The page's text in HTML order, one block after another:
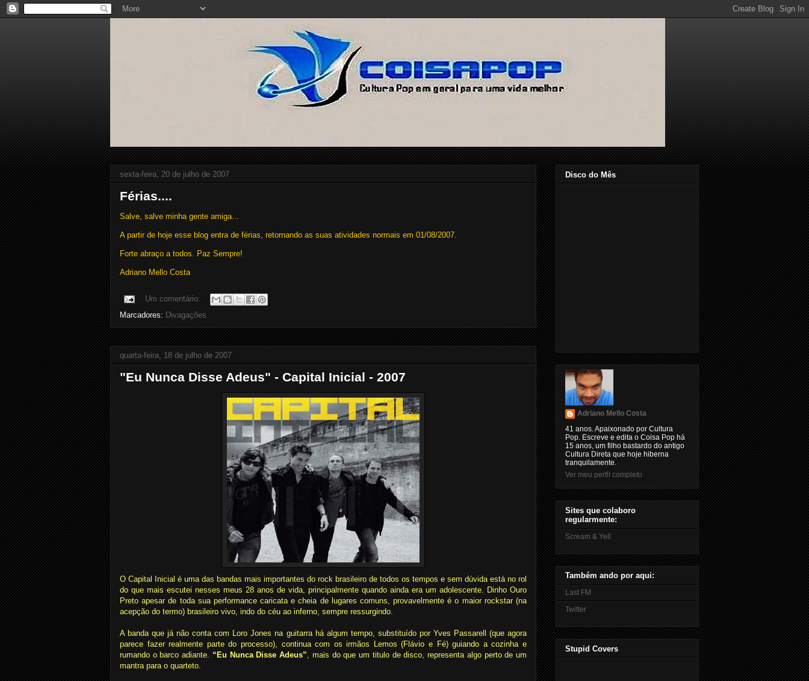
sexta-feira, 20 de julho de 2007
Férias....
Salve, salve minha gente amiga...
A partir de hoje esse blog entra de férias, retornando as suas atividades normais em 01/08/2007.
Forte abraço a todos. Paz Sempre!
Adriano Mello Costa
Um comentário:
Marcadores: Divagações
quarta-feira, 18 de julho de 2007
"Eu Nunca Disse Adeus" - Capital Inicial - 2007
O Capital Inicial é uma das bandas mais importantes do rock brasileiro de todos os tempos e sem dúvida está no rol
do que mais escutei nesses meus 28 anos de vida, principalmente quando ainda era um adolescente. Dinho Ouro
Preto apesar de toda sua performance caricata e cheia de lugares comuns, provavelmente é o maior rockstar (na
acepção do termo) brasileiro vivo, indo do céu ao inferno, sempre ressurgindo.
A banda que já não conta com Loro Jones na guitarra há algum tempo, substituído por Yves Passarell (que agora
parece fazer realmente parte do processo), continua com os irmãos Lemos (Flávio e Fé) guiando a cozinha e
rumando o barco adiante. “Eu Nunca Disse Adeus”, mais do que um titulo de disco, representa algo perto de um
mantra para o quarteto.
Disco do Mês
Adriano Mello Costa
41 anos. Apaixonado por Cultura
Pop. Escreve e edita o Coisa Pop há
15 anos, um filho bastardo do antigo
Cultura Direta que hoje hiberna
tranquilamente.
Ver meu perfil completo
Sites que colaboro
regularmente:
Scream & Yell
Também ando por aqui:
Last FM
Twitter
Stupid Covers